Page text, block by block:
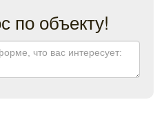
по объекту!